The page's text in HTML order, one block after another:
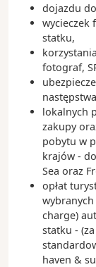
dojazdu
wycieczek
statku,
fotograf,
lokalnych
zakupy
pobytu w
krajów -
Sea oraz
opłat
charge)
statku -
haven &